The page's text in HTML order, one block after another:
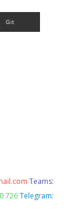
Teams:
726 Telegram: